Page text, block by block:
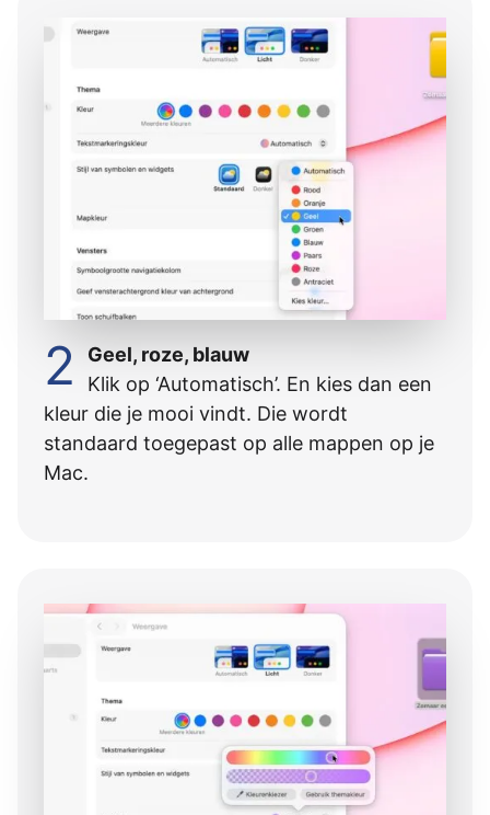
2
Geel, roze, blauw
Klik op ‘Automatisch’. En kies dan een
kleur die je mooi vindt. Die wordt
standaard toegepast op alle mappen op je
Mac.